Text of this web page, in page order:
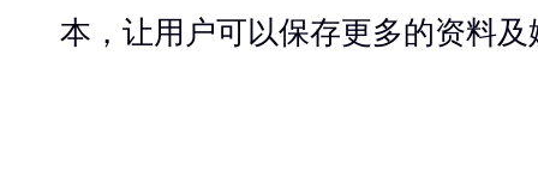
本，让用户可以保存更多的资料